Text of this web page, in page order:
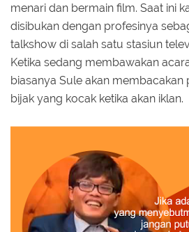
menari dan bermain film. Saat ini
disibukan dengan profesinya
talkshow di salah satu stasiun
Ketika sedang membawakan
biasanya Sule akan membacakan
bijak yang kocak ketika akan iklan.